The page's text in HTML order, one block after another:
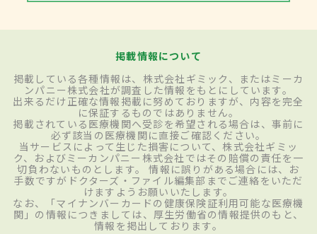
掲載情報について
掲載している各種情報は、株式会社ギミック、またはミーカ
ンパニー株式会社が調査した情報をもとにしています。
出来るだけ正確な情報掲載に努めておりますが、内容を完全
に保証するものではありません。
掲載されている医療機関へ受診を希望される場合は、事前に
必ず該当の医療機関に直接ご確認ください。
当サービスによって生じた損害について、株式会社ギミッ
ク、およびミーカンパニー株式会社ではその賠償の責任を一
切負わないものとします。 情報に誤りがある場合には、お
手数ですがドクターズ・ファイル編集部までご連絡をいただ
けますようお願いいたします。
なお、「マイナンバーカードの健康保険証利用可能な医療機
関」の情報につきましては、厚生労働省の情報提供のもと、
情報を掲出しております。